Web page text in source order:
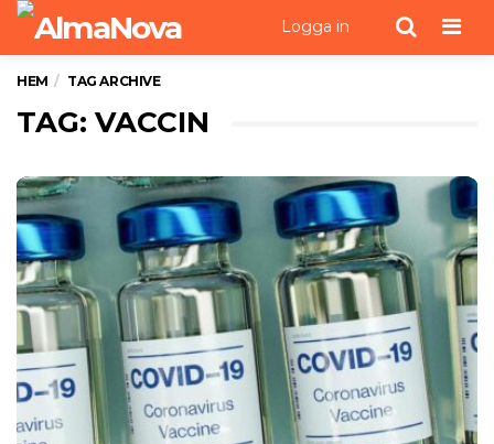
Logga in
HEM TAG ARCHIVE
TAG: VACCIN